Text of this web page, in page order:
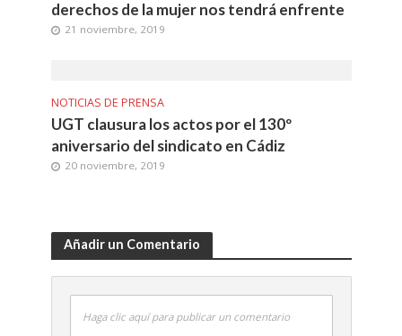
derechos de la mujer nos tendrá enfrente
21 noviembre, 2019
NOTICIAS DE PRENSA
UGT clausura los actos por el 130º
aniversario del sindicato en Cádiz
20 noviembre, 2019
Añadir un Comentario
Haga clic aquí para publicar un comentario